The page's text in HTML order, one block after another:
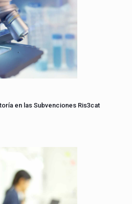
en las Subvenciones Ris3cat